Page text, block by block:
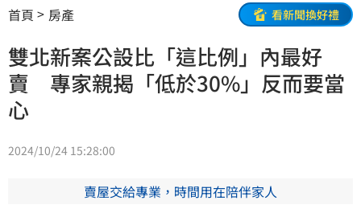
首頁 房產 看新聞換好禮
雙北新案公設比「這比例」內最好
賣 專家親揭「低於30%」反而要當
心
2024/10/24 15:28:00
賣屋交給專業，時間用在陪伴家人